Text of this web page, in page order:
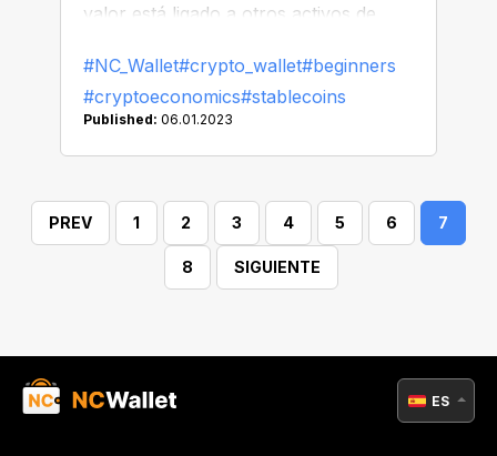
valor está ligado a otros activos de
incluso el oro!
#NC_Wallet#crypto_wallet#beginners
#cryptoeconomics#stablecoins
Published: 06.01.2023
PREV 1 2 3 4 5 6 7
8 SIGUIENTE
ES